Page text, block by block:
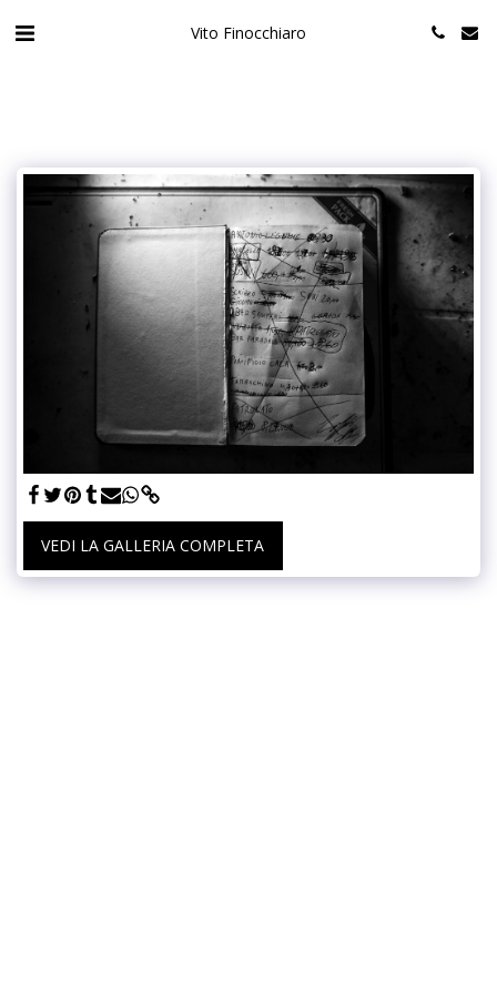
Vito Finocchiaro
VEDI LA GALLERIA COMPLETA